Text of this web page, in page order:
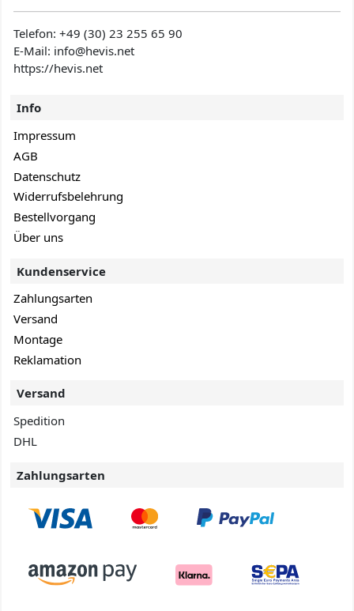
Telefon:+49 (30) 23 255 65 90
E-Mail: info@hevis.net
https://hevis.net
Info
Impressum
AGB
Datenschutz
Widerrufsbelehrung
Bestellvorgang
Über uns
Kundenservice
Zahlungsarten
Versand
Montage
Reklamation
Versand
Spedition
DHL
Zahlungsarten